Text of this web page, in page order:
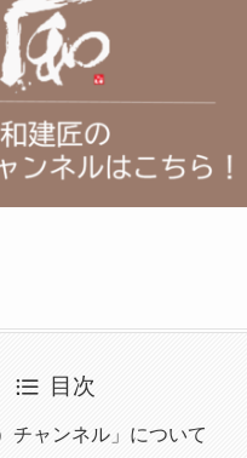
目次
チャンネル」について